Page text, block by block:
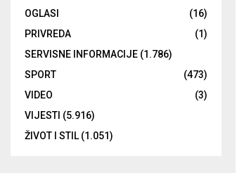
OGLASI
(16)
PRIVREDA
(1)
SERVISNE INFORMACIJE (1.786)
SPORT
(473)
VIDEO
(3)
VIJESTI (5.916)
ŽIVOT I STIL(1.051)